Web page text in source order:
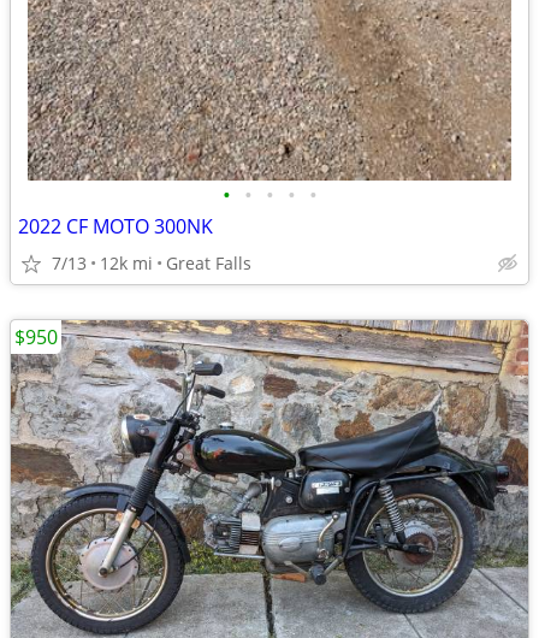
• • • • •
2022 CF MOTO 300NK
7/13 12k mi Great Falls
$950